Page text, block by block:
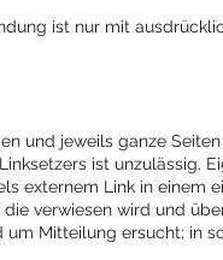
ist nur mit
und jeweils ganze
ist unzulässig.
externem Link in einem
verwiesen wird und
Mitteilung ersucht; in